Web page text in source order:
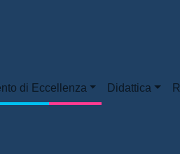
di Eccellenza Didattica